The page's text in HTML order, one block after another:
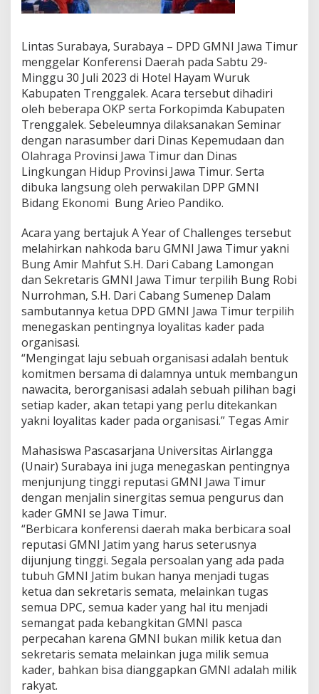
e
k
a
n
k
a
n
P
n
t
i
n
y
a
L
o
y
a
l
i
a
K
a
d
e
Lintas Surabaya, Surabaya – DPD GMNI Jawa Timur
menggelar Konferensi Daerah pada Sabtu 29-
Minggu 30 Juli 2023 di Hotel Hayam Wuruk
Kabupaten Trenggalek. Acara tersebut dihadiri
oleh beberapa OKP serta Forkopimda Kabupaten
Trenggalek. Sebeleumnya dilaksanakan Seminar
dengan narasumber dari Dinas Kepemudaan dan
Olahraga Provinsi Jawa Timur dan Dinas
Lingkungan Hidup Provinsi Jawa Timur. Serta
dibuka langsung oleh perwakilan DPP GMNI
Bidang Ekonomi Bung Arieo Pandiko.
Acara yang bertajuk A Year of Challenges tersebut
melahirkan nahkoda baru GMNI Jawa Timur yakni
Bung Amir Mahfut S.H. Dari Cabang Lamongan
dan Sekretaris GMNI Jawa Timur terpilih Bung Robi
Nurrohman, S.H. Dari Cabang Sumenep Dalam
sambutannya ketua DPD GMNI Jawa Timur terpilih
menegaskan pentingnya loyalitas kader pada
organisasi.
“Mengingat laju sebuah organisasi adalah bentuk
komitmen bersama di dalamnya untuk membangun
nawacita, berorganisasi adalah sebuah pilihan bagi
setiap kader, akan tetapi yang perlu ditekankan
yakni loyalitas kader pada organisasi.” Tegas Amir
Mahasiswa Pascasarjana Universitas Airlangga
(Unair) Surabaya ini juga menegaskan pentingnya
menjunjung tinggi reputasi GMNI Jawa Timur
dengan menjalin sinergitas semua pengurus dan
kader GMNI se Jawa Timur.
“Berbicara konferensi daerah maka berbicara soal
reputasi GMNI Jatim yang harus seterusnya
dijunjung tinggi. Segala persoalan yang ada pada
tubuh GMNI Jatim bukan hanya menjadi tugas
ketua dan sekretaris semata, melainkan tugas
semua DPC, semua kader yang hal itu menjadi
semangat pada kebangkitan GMNI pasca
perpecahan karena GMNI bukan milik ketua dan
sekretaris semata melainkan juga milik semua
kader, bahkan bisa dianggapkan GMNI adalah milik
rakyat.